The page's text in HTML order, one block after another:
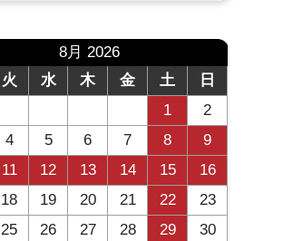
8月 2026
火 水 木 金 土
日
1
2
4 5 6 7 8
9
11 12 13 14 15
16
18 19 20 21 22
23
25 26 27 28 29
30